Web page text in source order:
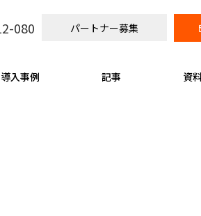
080 パートナー募集
導入事例 記事 資